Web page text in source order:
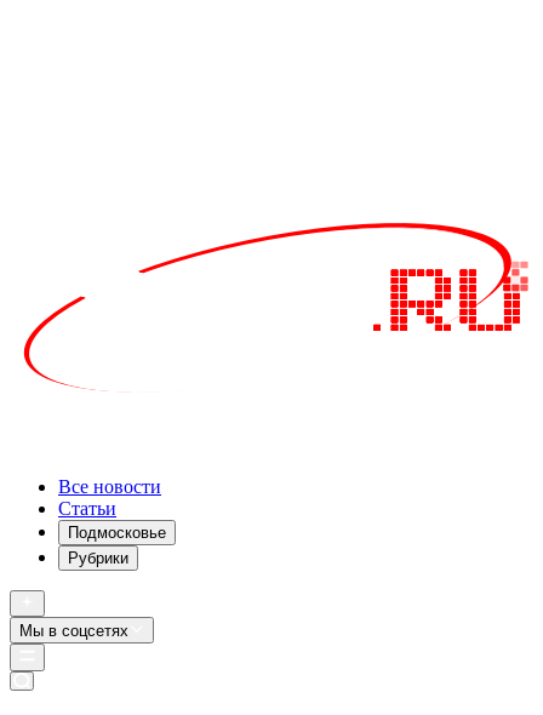
Все новости
Статьи
Подмосковье
Рубрики
Мы в соцсетях